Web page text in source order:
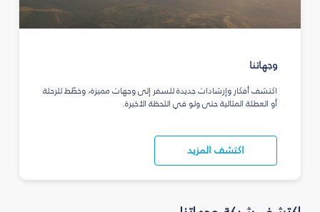
وجهاتنا
اكتشف أفكار وإرشادات جديدة للسفر إلى وجهات مميزة، وخطّط للرحلة
أو العطلة المثالية حتى ولو في اللحظة الأخيرة.
اكتشف المزيد